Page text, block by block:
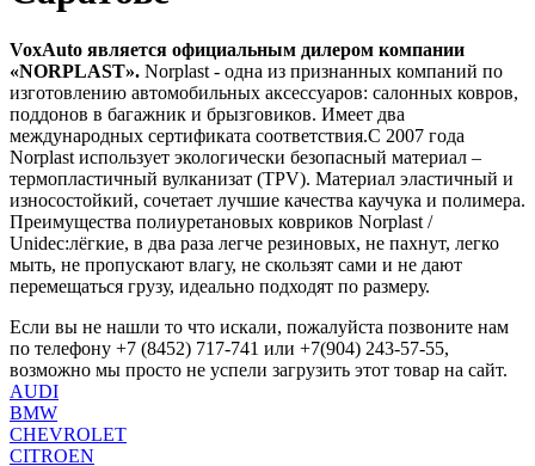
VoxAuto является официальным дилером компании
«NORPLAST». Norplast - одна из признанных компаний по
изготовлению автомобильных аксессуаров: салонных ковров,
поддонов в багажник и брызговиков. Имеет два
международных сертификата соответствия.С 2007 года
Norplast использует экологически безопасный материал –
термопластичный вулканизат (TPV). Материал эластичный и
износостойкий, сочетает лучшие качества каучука и полимера.
Преимущества полиуретановых ковриков Norplast /
Unidec:лёгкие, в два раза легче резиновых, не пахнут, легко
мыть, не пропускают влагу, не скользят сами и не дают
перемещаться грузу, идеально подходят по размеру.
Если вы не нашли то что искали, пожалуйста позвоните нам
по телефону +7 (8452) 717-741 или +7(904) 243-57-55,
возможно мы просто не успели загрузить этот товар на сайт.
AUDI
BMW
CHEVROLET
CITROEN